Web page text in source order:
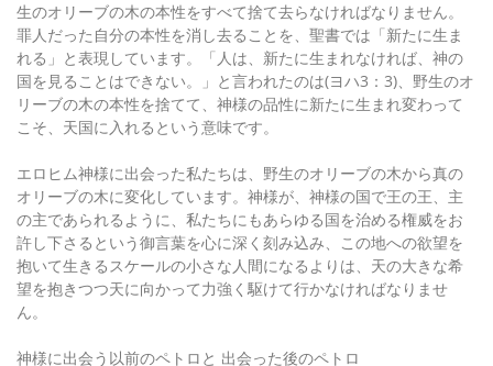
生のオリーブの木の本性をすべて捨て去らなければなりません。
罪人だった自分の本性を消し去ることを、聖書では「新たに生ま
れる」と表現しています。「人は、新たに生まれなければ、神の
国を見ることはできない。」と言われたのは(ヨハ3：3)、野生のオ
リーブの木の本性を捨てて、神様の品性に新たに生まれ変わって
こそ、天国に入れるという意味です。
エロヒム神様に出会った私たちは、野生のオリーブの木から真の
オリーブの木に変化しています。神様が、神様の国で王の王、主
の主であられるように、私たちにもあらゆる国を治める権威をお
許し下さるという御言葉を心に深く刻み込み、この地への欲望を
抱いて生きるスケールの小さな人間になるよりは、天の大きな希
望を抱きつつ天に向かって力強く駆けて行かなければなりませ
ん。
神様に出会う以前のペトロと 出会った後のペトロ